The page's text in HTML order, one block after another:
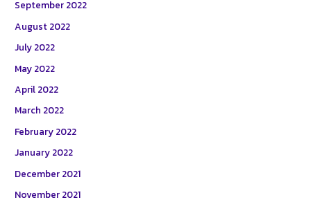
September 2022
August 2022
July 2022
May 2022
April 2022
March 2022
February 2022
January 2022
December 2021
November 2021